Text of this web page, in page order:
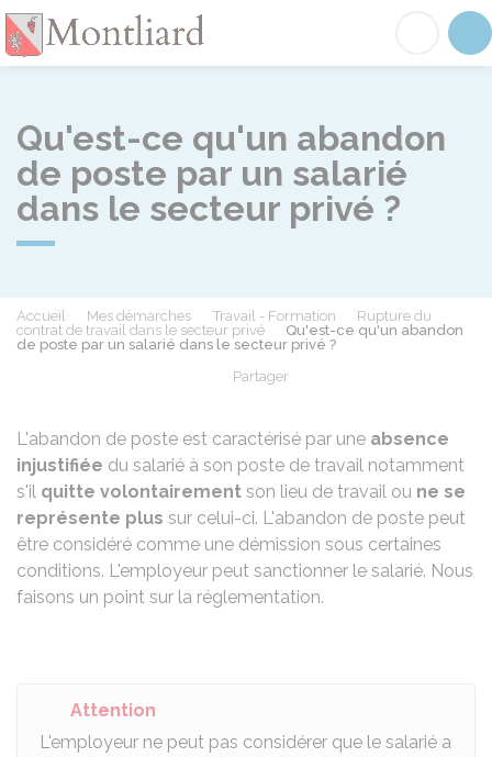
Qu'est-ce qu'un abandon
de poste par un salarié
dans le secteur privé ?
Accueil Mes démarches Travail - Formation
Rupture du
contrat de travail dans le secteur privé
Qu'est-ce qu'un abandon
de poste par un salarié dans le secteur privé ?
Partager
L'abandon de poste est caractérisé par une absence
injustifiée du salarié à son poste de travail notamment
s'il quitte volontairement son lieu de travail ou ne se
représente plus sur celui-ci. L'abandon de poste peut
être considéré comme une démission sous certaines
conditions. L'employeur peut sanctionner le salarié. Nous
faisons un point sur la réglementation.
Attention
L'employeur ne peut pas considérer que le salarié a